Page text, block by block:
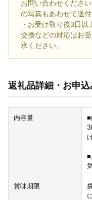
お問い合わせくださ
の写真もあわせて送
・お受け取り後3日
交換などの対応はお
承ください。
返礼品詳細・お申
内容量
■
■
賞味期限